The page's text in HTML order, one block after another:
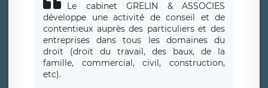
Le cabinet GRELIN & ASSOCIES
développe une activité de conseil et de
contentieux auprès des particuliers et des
entreprises dans tous les domaines du
droit (droit du travail, des baux, de la
famille, commercial, civil, construction,
etc).